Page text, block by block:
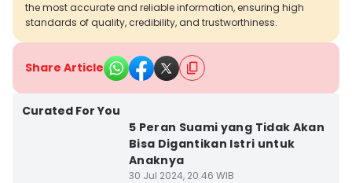
the most accurate and reliable information, ensuring high
standards of quality, credibility, and trustworthiness.
Share Article
Curated For You
5 Peran Suami yang Tidak Akan
Bisa Digantikan Istri untuk
Anaknya
30 Jul 2024, 20:46 WIB